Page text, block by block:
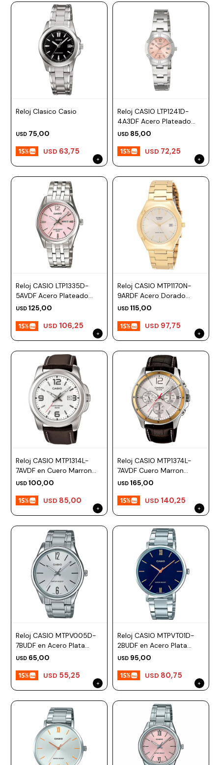
Reloj Clasico Casio
USD 75,00
USD 63,75
Reloj CASIO LTP1241D-
4A3DF Acero Plateado
Esfera 28mm
USD 85,00
USD 72,25
Reloj CASIO LTP1335D-
5AVDF Acero Plateado
Esfera 30mm
USD 125,00
USD 106,25
Reloj CASIO MTP1170N-
9ARDF Acero Dorado
Esfera 38mm
USD 115,00
USD 97,75
Reloj CASIO MTP1314L-
7AVDF en Cuero Marron
Esfera 45mm
USD 100,00
USD 85,00
Reloj CASIO MTP1374L-
7AVDF Cuero Marron
Esfera 44mm
USD 165,00
USD 140,25
Reloj CASIO MTPV005D-
7BUDF en Acero Plata
Esfera 47mm
USD 65,00
USD 55,25
Reloj CASIO MTPVT01D-
2BUDF en Acero Plata
Esfera 46mm
USD 95,00
USD 80,75